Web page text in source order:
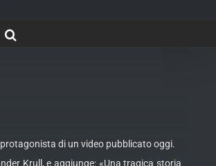
di un video pubblicato oggi.
Krull, e aggiunge: «Una tragica storia